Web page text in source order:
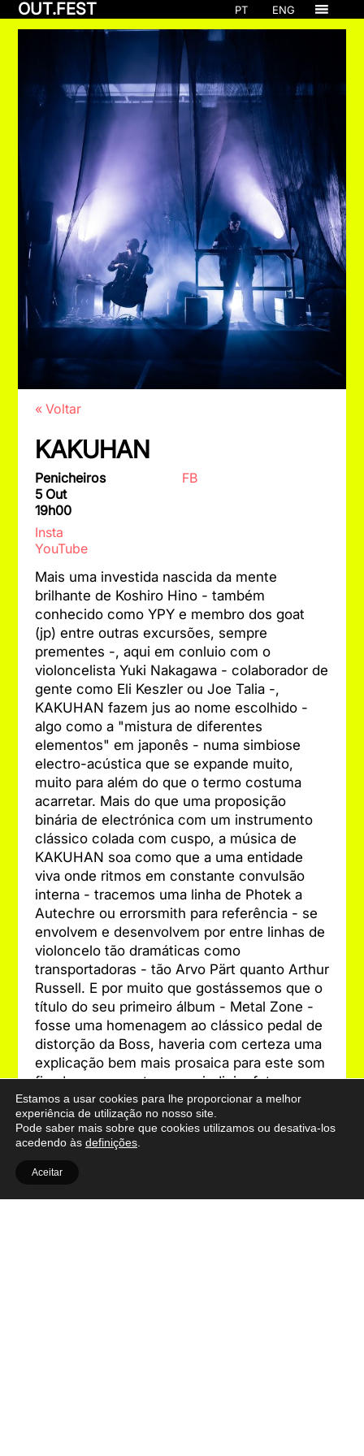
OUT.FEST PT ENG
« Voltar
KAKUHAN
Penicheiros
5 Out
19h00
FB
Insta
YouTube
Mais uma investida nascida da mente
brilhante de Koshiro Hino - também
conhecido como YPY e membro dos goat
(jp) entre outras excursões, sempre
prementes -, aqui em conluio com o
violoncelista Yuki Nakagawa - colaborador de
gente como Eli Keszler ou Joe Talia -,
KAKUHAN fazem jus ao nome escolhido -
algo como a "mistura de diferentes
elementos" em japonês - numa simbiose
electro-acústica que se expande muito,
muito para além do que o termo costuma
acarretar. Mais do que uma proposição
binária de electrónica com um instrumento
clássico colada com cuspo, a música de
KAKUHAN soa como que a uma entidade
viva onde ritmos em constante convulsão
interna - tracemos uma linha de Photek a
Autechre ou errorsmith para referência - se
envolvem e desenvolvem por entre linhas de
violoncelo tão dramáticas como
transportadoras - tão Arvo Pärt quanto Arthur
Russell. E por muito que gostássemos que o
título do seu primeiro álbum - Metal Zone -
fosse uma homenagem ao clássico pedal de
distorção da Boss, haveria com certeza uma
explicação bem mais prosaica para este som
fixado no presente mas a indiciar futuros.
Estamos a usar cookies para lhe proporcionar a melhor
experiência de utilização no nosso site.
Pode saber mais sobre que cookies utilizamos ou desativa-los
acedendo às definições
Aceitar